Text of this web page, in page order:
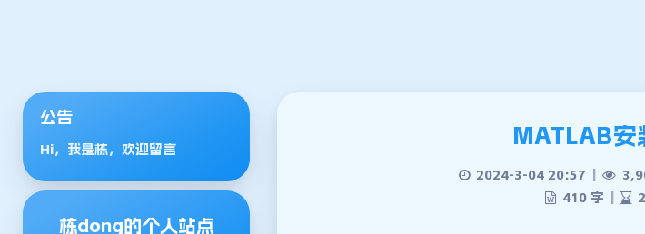
公告
Hi，我是栋，欢迎留言
栋dong的个人站点
MATLAB安
2024-3-04 20:57
410 字